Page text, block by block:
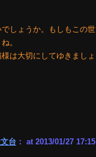
しょうか。もしもこの世
。
は大切にしてゆきましょ
台 ： at 2013/01/27 17:15